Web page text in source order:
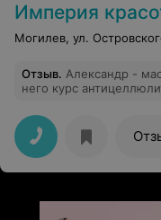
Империя
Могилев, ул.
Отзыв. Александр -
него курс
отличного скульптора